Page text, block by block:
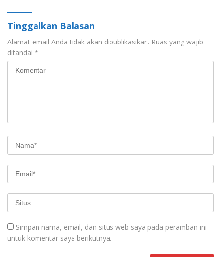
Tinggalkan Balasan
Alamat email Anda tidak akan dipublikasikan. Ruas yang wajib
ditandai *
Simpan nama, email, dan situs web saya pada peramban ini
untuk komentar saya berikutnya.